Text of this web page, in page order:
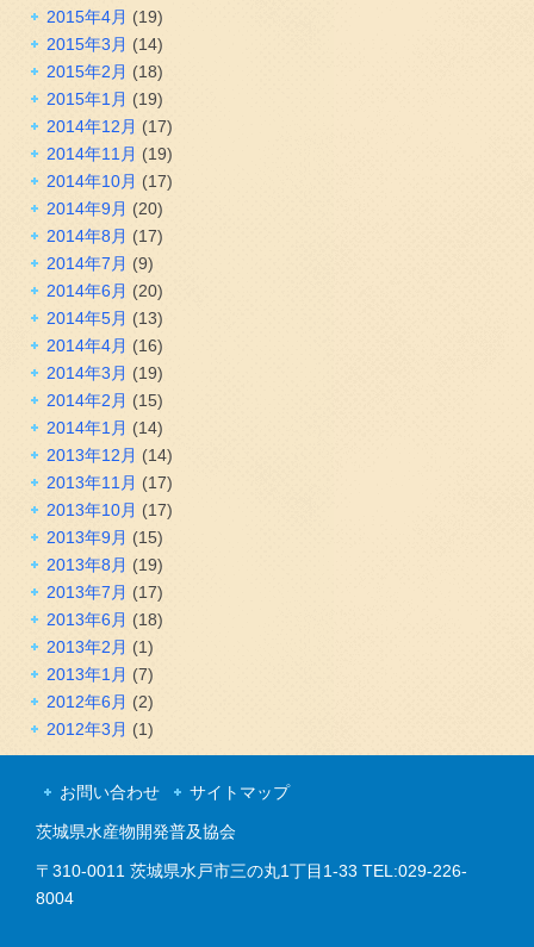
2015年4月 (19)
2015年3月 (14)
2015年2月 (18)
2015年1月 (19)
2014年12月 (17)
2014年11月 (19)
2014年10月 (17)
2014年9月 (20)
2014年8月 (17)
2014年7月 (9)
2014年6月 (20)
2014年5月 (13)
2014年4月 (16)
2014年3月 (19)
2014年2月 (15)
2014年1月 (14)
2013年12月 (14)
2013年11月 (17)
2013年10月 (17)
2013年9月 (15)
2013年8月 (19)
2013年7月 (17)
2013年6月 (18)
2013年2月 (1)
2013年1月 (7)
2012年6月 (2)
2012年3月 (1)
お問い合わせ サイトマップ
茨城県水産物開発普及協会
〒310-0011 茨城県水戸市三の丸1丁目1-33 TEL:029-226-
8004